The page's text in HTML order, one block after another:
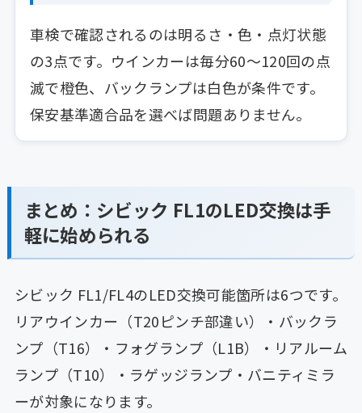
車検で確認されるのは明るさ・色・点灯状態
の3点です。ウインカーは毎分60〜120回の点
滅で橙色、バックランプは白色が条件です。
保安基準適合品を選べば問題ありません。
まとめ：シビック FL1のLED交換は手
軽に始められる
シビック FL1/FL4のLED交換可能箇所は6つです。
リアウインカー（T20ピンチ部違い）・バックラ
ンプ（T16）・フォグランプ（L1B）・リアルーム
ランプ（T10）・ラゲッジランプ・バニティミラ
ーが対象になります。